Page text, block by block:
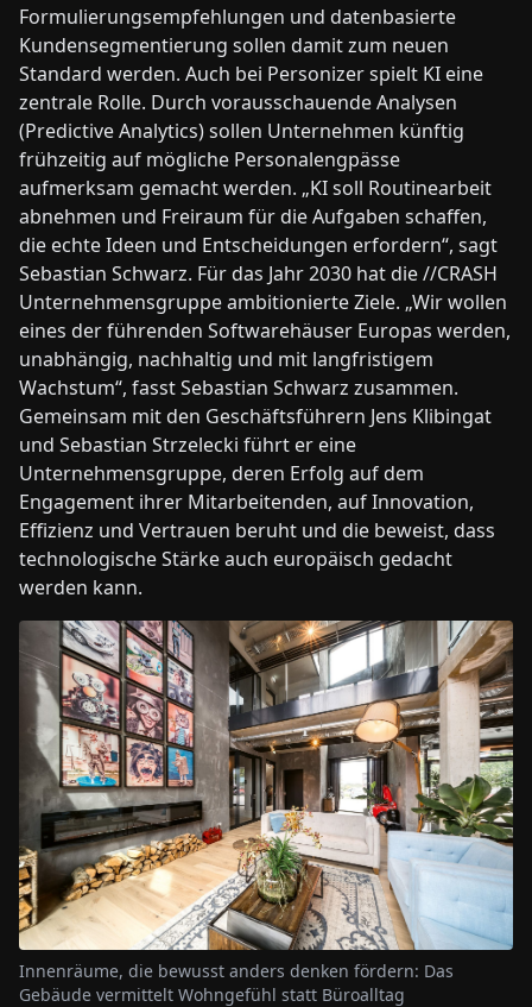
Formulierungsempfehlungen und datenbasierte
Kundensegmentierung sollen damit zum neuen
Standard werden. Auch bei Personizer spielt KI eine
zentrale Rolle. Durch vorausschauende Analysen
(Predictive Analytics) sollen Unternehmen künftig
frühzeitig auf mögliche Personalengpässe
aufmerksam gemacht werden. „KI soll Routinearbeit
abnehmen und Freiraum für die Aufgaben schaffen,
die echte Ideen und Entscheidungen erfordern“, sagt
Sebastian Schwarz. Für das Jahr 2030 hat die //CRASH
Unternehmensgruppe ambitionierte Ziele. „Wir wollen
eines der führenden Softwarehäuser Europas werden,
unabhängig, nachhaltig und mit langfristigem
Wachstum“, fasst Sebastian Schwarz zusammen.
Gemeinsam mit den Geschäftsführern Jens Klibingat
und Sebastian Strzelecki führt er eine
Unternehmensgruppe, deren Erfolg auf dem
Engagement ihrer Mitarbeitenden, auf Innovation,
Effizienz und Vertrauen beruht und die beweist, dass
technologische Stärke auch europäisch gedacht
werden kann.
Innenräume, die bewusst anders denken fördern: Das
Gebäude vermittelt Wohngefühl statt Büroalltag